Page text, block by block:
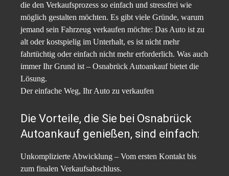
die den Verkaufsprozess so einfach und stressfrei wie
möglich gestalten möchten. Es gibt viele Gründe, warum
jemand sein Fahrzeug verkaufen möchte: Das Auto ist zu
alt oder kostspielig im Unterhalt, es ist nicht mehr
fahrtüchtig oder einfach nicht mehr erforderlich. Was auch
immer Ihr Grund ist – Osnabrück Autoankauf bietet die
Lösung.
Der einfache Weg, Ihr Auto zu verkaufen
Die Vorteile, die Sie bei Osnabrück
Autoankauf genießen, sind einfach:
Unkomplizierte Abwicklung – Vom ersten Kontakt bis
zum finalen Verkaufsabschluss.